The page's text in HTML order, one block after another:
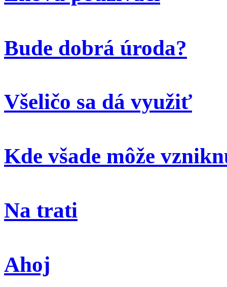
Bude dobrá úroda?
Všeličo sa dá využiť
Kde všade môže
Na trati
Ahoj